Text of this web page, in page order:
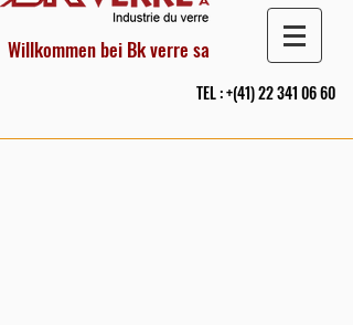
Willkommen bei Bk verre sa
TEL : +(41)22 341 06 60